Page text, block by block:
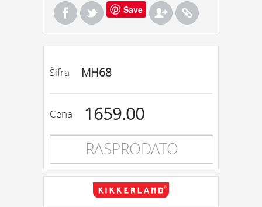
Save
Šifra MH68
Cena 1659.00
RASPRODATO